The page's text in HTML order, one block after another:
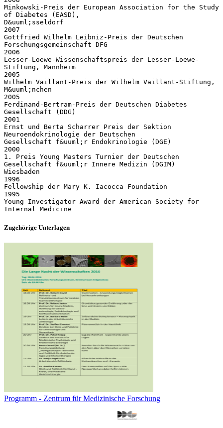
Minkowski-Preis der European Association for the Study
of Diabetes (EASD),
D&uuml;sseldorf
2007
Gottfried Wilhelm Leibniz-Preis der Deutschen
Forschungsgemeinschaft DFG
2006
Lesser-Loewe-Wissenschaftspreis der Lesser-Loewe-
Stiftung, Mannheim
2005
Wilhelm Vaillant-Preis der Wilhelm Vaillant-Stiftung,
M&uuml;nchen
2005
Ferdinand-Bertram-Preis der Deutschen Diabetes
Gesellschaft (DDG)
2001
Ernst und Berta Scharrer Preis der Sektion
Neuroendokrinologie der Deutschen
Gesellschaft f&uuml;r Endokrinologie (DGE)
2000
1. Preis Young Masters Turnier der Deutschen
Gesellschaft f&uuml;r Innere Medizin (DGIM)
Wiesbaden
1996
Fellowship der Mary K. Iacocca Foundation
1995
Young Investigator Award der American Society for
Zugehörige Unterlagen
Programm - Zentrum für Medizinische Forschung